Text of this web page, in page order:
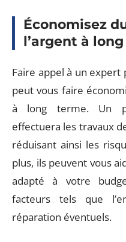
Économisez
l’argent à
Faire appel à un
peut vous faire
à long terme. Un
effectuera les travaux
réduisant ainsi les
plus, ils peuvent vous
adapté à votre
facteurs tels que
réparation éventuels.